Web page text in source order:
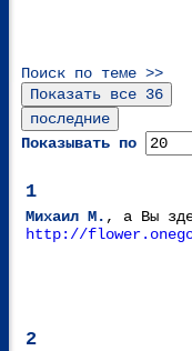
Поиск по теме >>
Показывать по
1
Михаил М. , а Вы
http://
2